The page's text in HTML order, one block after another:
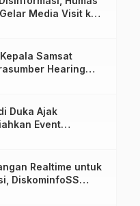
Media Visit ke
Mamuju
Samsat
Hearing
I DPRD Sulbar
Duka Ajak
Event
Realtime untuk
DiskominfoSS
Sistem SAPEDA